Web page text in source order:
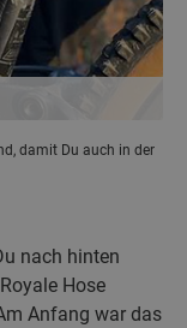
damit Du auch in der
nach hinten
Hose
Anfang war das